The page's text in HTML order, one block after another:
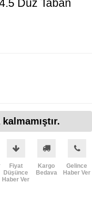
Düz Taban
Fiyat
Düşünce
Haber Ver
Kargo
Bedava
Gelince
Haber Ver